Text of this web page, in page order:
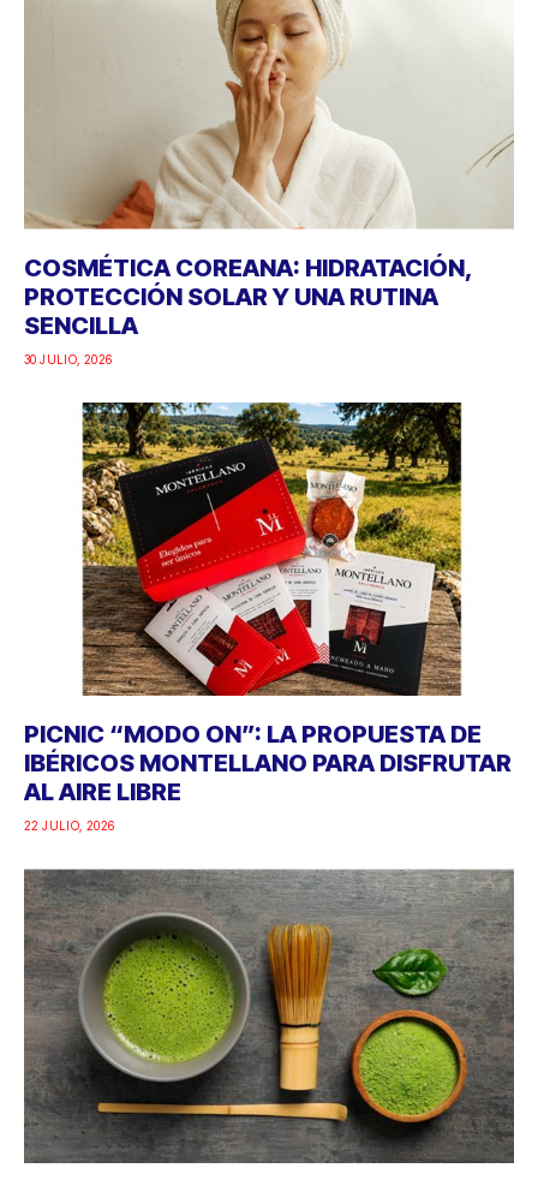
COSMÉTICA COREANA: HIDRATACIÓN,
PROTECCIÓN SOLAR Y UNA RUTINA
SENCILLA
30 JULIO, 2026
PICNIC “MODO ON”: LA PROPUESTA DE
IBÉRICOS MONTELLANO PARA DISFRUTAR
AL AIRE LIBRE
22 JULIO, 2026